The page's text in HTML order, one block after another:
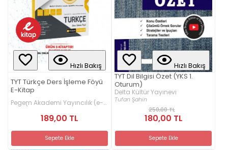
Hızlı Bakış
TYT Türkçe Ders İşleme Föyü
E-Kitap
Pegem Akademi Yayıncılık (e-
kitap)
189,00 TL
Sepete Ekle
Hızlı Bakış
TYT Dil Bilgisi Özet (YKS 1.
Oturum)
Delta Kültür Yayınevi
Tufan Şahin
250,00 TL
180,00 TL
Sepete Ekle